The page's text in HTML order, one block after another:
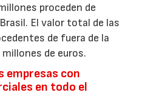
proceden de
El valor total de las
de fuera de la
millones de euros.
empresas con
en todo el